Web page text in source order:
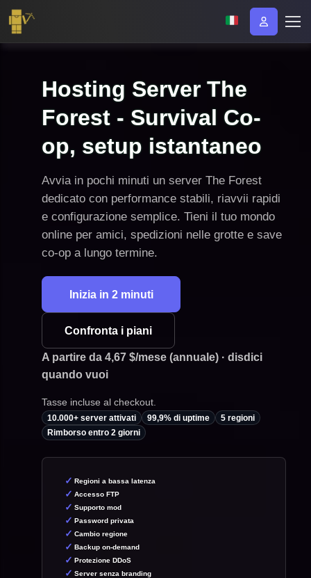
Hosting Server The
Forest - Survival Co-
op, setup istantaneo
Avvia in pochi minuti un server The Forest
dedicato con performance stabili, riavvii rapidi
e configurazione semplice. Tieni il tuo mondo
online per amici, spedizioni nelle grotte e save
co-op a lungo termine.
Inizia in 2 minuti
Confronta i piani
A partire da 4,67 $/mese (annuale) · disdici
quando vuoi
Tasse incluse al checkout.
10.000+ server attivati 99,9% di uptime
5 regioni
Rimborso entro 2 giorni
Regioni a bassa latenza
Accesso FTP
Supporto mod
Password privata
Cambio regione
Backup on-demand
Protezione DDoS
Server senza branding